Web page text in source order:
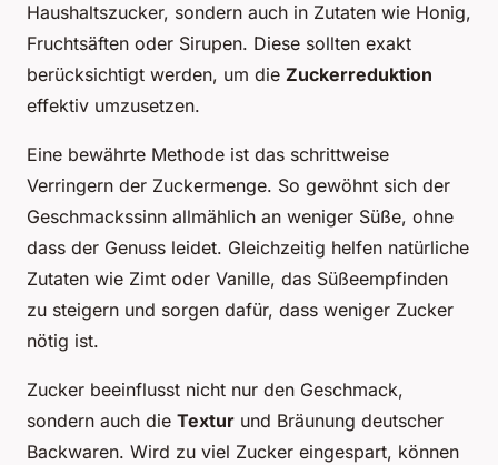
Haushaltszucker, sondern auch in Zutaten wie Honig,
Fruchtsäften oder Sirupen. Diese sollten exakt
berücksichtigt werden, um die Zuckerreduktion
effektiv umzusetzen.
Eine bewährte Methode ist das schrittweise
Verringern der Zuckermenge. So gewöhnt sich der
Geschmackssinn allmählich an weniger Süße, ohne
dass der Genuss leidet. Gleichzeitig helfen natürliche
Zutaten wie Zimt oder Vanille, das Süßeempfinden
zu steigern und sorgen dafür, dass weniger Zucker
nötig ist.
Zucker beeinflusst nicht nur den Geschmack,
sondern auch die Textur und Bräunung deutscher
Backwaren. Wird zu viel Zucker eingespart, können